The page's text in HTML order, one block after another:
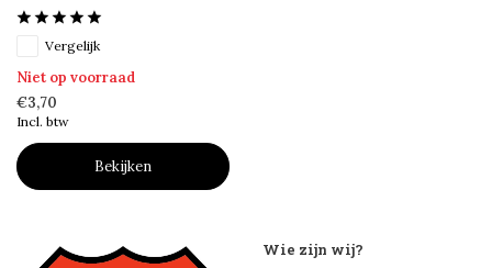
Vergelijk
Niet op voorraad
€3,70
Incl. btw
Bekijken
Wie zijn wij?